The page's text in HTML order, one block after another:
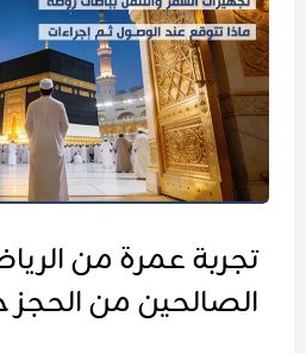
تجربة عمرة من
الصالحين من الحجز